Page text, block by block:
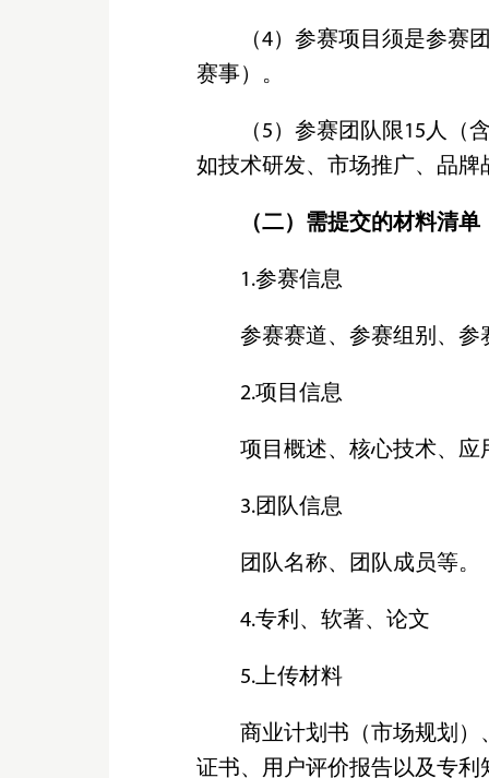
（4）参赛项目须是参赛
赛事）。
（5）参赛团队限15人
如技术研发、市场推广、品
（二）需提交的材料清
1.参赛信息
参赛赛道、参赛组别、参
2.项目信息
项目概述、核心技术、应
3.团队信息
团队名称、团队成员等。
4.专利、软著、论文
5.上传材料
商业计划书（市场规划
证书、用户评价报告以及专利